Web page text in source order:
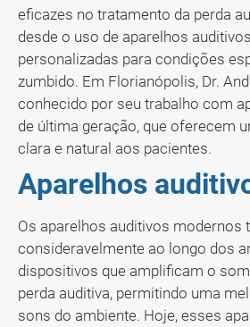
eficazes no tratamento da perda
desde o uso de aparelhos
personalizadas para condições
zumbido. Em Florianópolis, Dr.
conhecido por seu trabalho com
de última geração, que oferecem
clara e natural aos pacientes.
Aparelhos
Os aparelhos auditivos modernos
consideravelmente ao longo dos
dispositivos que amplificam o
perda auditiva, permitindo uma
sons do ambiente. Hoje, esses